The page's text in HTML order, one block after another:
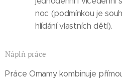
noc (podmínkou je
hlídání vlastních dětí).
Náplň práce
Práce Omamy kombinuje